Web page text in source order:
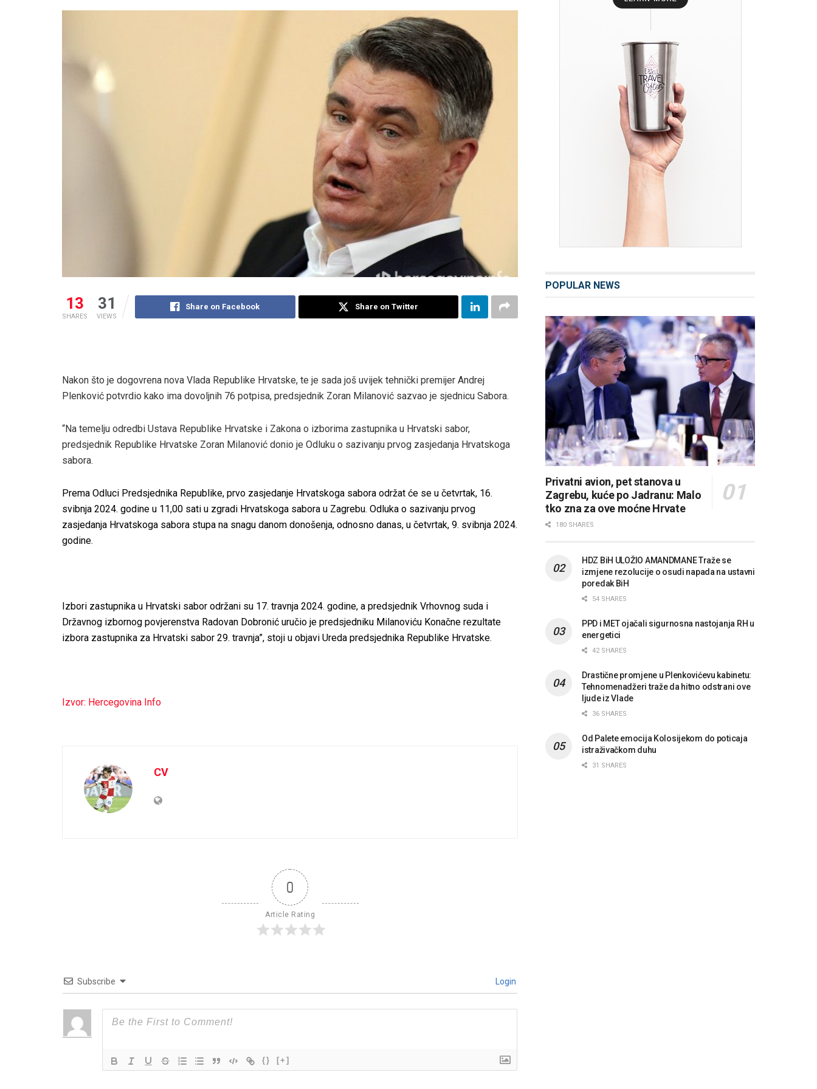
13
SHARES
31
VIEWS
Share on Facebook Share on Twitter
Nakon što je dogovrena nova Vlada Republike Hrvatske, te je sada još uvijek tehnički premijer Andrej
Plenković potvrdio kako ima dovoljnih 76 potpisa, predsjednik Zoran Milanović sazvao je sjednicu Sabora.
“Na temelju odredbi Ustava Republike Hrvatske i Zakona o izborima zastupnika u Hrvatski sabor,
predsjednik Republike Hrvatske Zoran Milanović donio je Odluku o sazivanju prvog zasjedanja Hrvatskoga
sabora.
Prema Odluci Predsjednika Republike, prvo zasjedanje Hrvatskoga sabora održat će se u četvrtak, 16.
svibnja 2024. godine u 11,00 sati u zgradi Hrvatskoga sabora u Zagrebu. Odluka o sazivanju prvog
zasjedanja Hrvatskoga sabora stupa na snagu danom donošenja, odnosno danas, u četvrtak, 9. svibnja 2024.
godine.
Izbori zastupnika u Hrvatski sabor održani su 17. travnja 2024. godine, a predsjednik Vrhovnog suda i
Državnog izbornog povjerenstva Radovan Dobronić uručio je predsjedniku Milanoviću Konačne rezultate
izbora zastupnika za Hrvatski sabor 29. travnja”, stoji u objavi Ureda predsjednika Republike Hrvatske.
Izvor: Hercegovina Info
CV
0
Article Rating
Subscribe Login
{} [+]
POPULAR NEWS
Privatni avion, pet stanova u
Zagrebu, kuće po Jadranu: Malo
tko zna za ove moćne Hrvate
180 SHARES
HDZ BiH ULOŽIO AMANDMANE Traže se
izmjene rezolucije o osudi napada na ustavni
poredak BiH
54 SHARES
PPD i MET ojačali sigurnosna nastojanja RH u
energetici
42 SHARES
Drastične promjene u Plenkovićevu kabinetu:
Tehnomenadžeri traže da hitno odstrani ove
ljude iz Vlade
36 SHARES
Od Palete emocija Kolosijekom do poticaja
istraživačkom duhu
31 SHARES